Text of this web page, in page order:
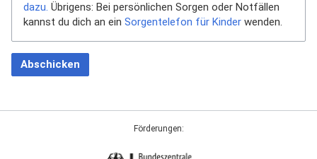
dazu. Übrigens: Bei persönlichen Sorgen oder Notfällen
kannst du dich an ein Sorgentelefon für Kinder wenden.
Abschicken
Förderungen: